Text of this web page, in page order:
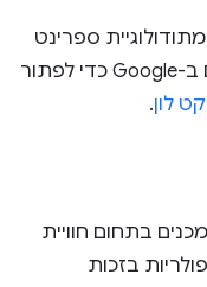
ספרינט
העיצוב שבה משתמשים צוותים רבים ב-Google כדי לפתור
לון.
בתחום חוויית
בזכות